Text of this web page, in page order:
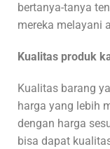
bertanya-tanya
mereka melayani
Kualitas produk
Kualitas barang
harga yang lebih
dengan harga
bisa dapat